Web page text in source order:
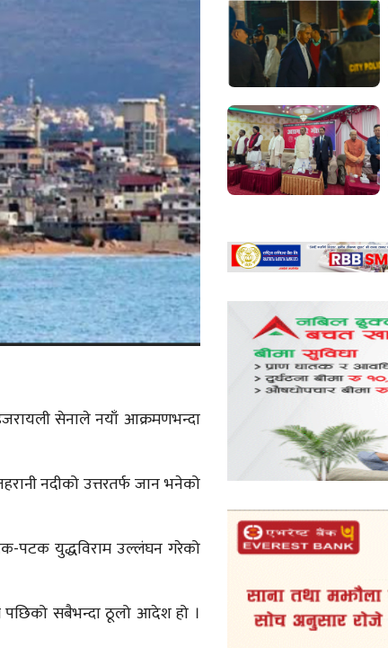
सेनाले नयाँ आक्रमणभन्दा
नदीको उत्तरतर्फ जान भनेको
पटक युद्धविराम उल्लंघन गरेको
पछिको सबैभन्दा ठूलो आदेश हो ।